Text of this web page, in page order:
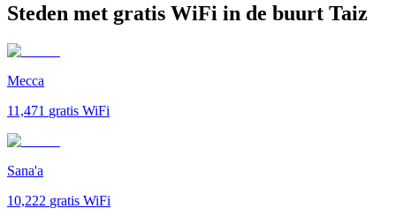
Steden met gratis WiFi in de buurt Taiz
Mecca
11,471 gratis WiFi
Sana'a
10,222 gratis WiFi